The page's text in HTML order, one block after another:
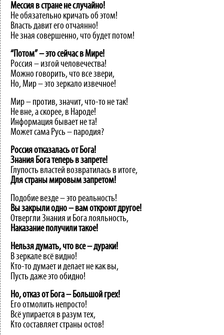
Мессия встране неслучайно!
Не обязательно кричать об этом!
Власть давит его отчаянно!
Не зная совершенно, что будет потом!
“Потом”–этосейчас вМире!
Россия – изгой человечества!
Можно говорить, что все звери,
Но, Мир – это зеркало извечное!
Мир – против, значит, что-то не так!
Не вне, а скорее, в Народе!
Информация бывает не та!
Может сама Русь – пародия?
Россия отказалась от Бога!
Знания Бога теперь в запрете!
Глупость властей возвратилась в итоге,
Длястранымировымзапретом!
Подобие везде – это реальность!
Вызакрылиодно– вамоткроютдругое!
Отвергли Знания и Бога лояльность,
Наказание получилитакое!
Нельзядумать, что все–дураки!
В зеркале всё видно!
Кто-то думает и делает не как вы,
Пусть даже это обидно!
Но,отказот Бога– Большой грех!
Его отмолить непросто!
Всё упирается в разум тех,
Кто составляет страны остов!